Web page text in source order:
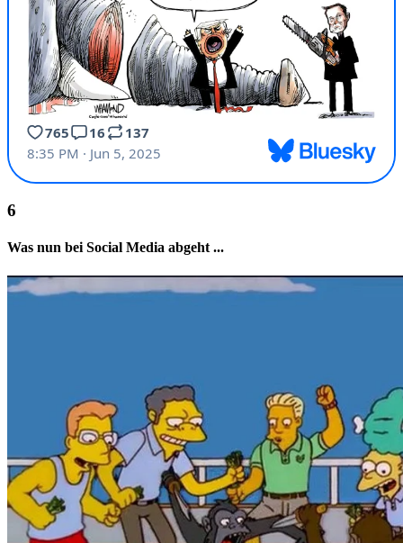
Was nun bei Social Media abgeht ...